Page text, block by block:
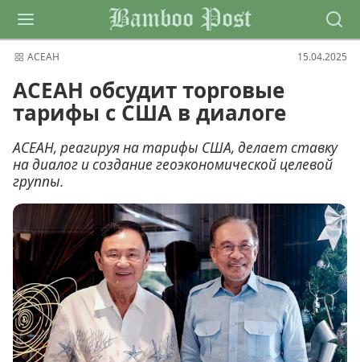
Bamboo Post
АСЕАН 15.04.2025
АСЕАН обсудит торговые
тарифы с США в диалоге
АСЕАН, реагируя на тарифы США, делает ставку
на диалог и создание геоэкономической целевой
группы.